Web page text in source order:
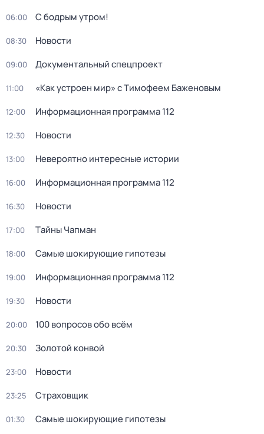
06:00 С бодрым утром!
08:30 Новости
09:00 Документальный спецпроект
11:00 «Как устроен мир» с Тимофеем Баженовым
12:00 Информационная программа 112
12:30 Новости
13:00 Невероятно интересные истории
16:00 Информационная программа 112
16:30 Новости
17:00 Тaйны Чапман
18:00 Самые шoкиpующие гипотезы
19:00 Информационная программа 112
19:30 Новости
20:00 100 вопросов обо всём
20:30 Золотой конвой
23:00 Новости
23:25 Страховщик
01:30 Самые шoкиpующие гипотезы